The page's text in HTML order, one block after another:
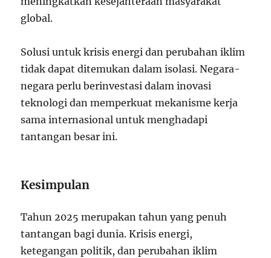
global.
Solusi untuk krisis energi dan perubahan iklim
tidak dapat ditemukan dalam isolasi. Negara-
negara perlu berinvestasi dalam inovasi
teknologi dan memperkuat mekanisme kerja
sama internasional untuk menghadapi
tantangan besar ini.
Kesimpulan
Tahun 2025 merupakan tahun yang penuh
tantangan bagi dunia. Krisis energi,
ketegangan politik, dan perubahan iklim